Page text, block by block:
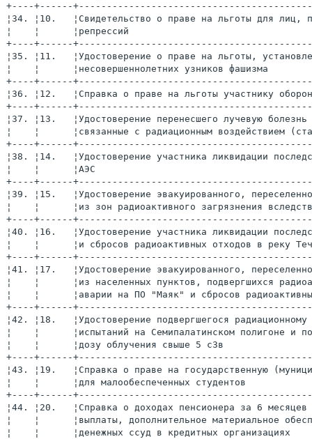
+----+------
¦34. ¦10.   ¦Свидетельство о праве на льготы для
¦    ¦      ¦репрессий
+----+------
¦35. ¦11.   ¦Удостоверение о праве на льготы,
¦    ¦      ¦несовершеннолетних узников
+----+------
¦36. ¦12.   ¦Справка о праве на льготы
+----+------
¦37. ¦13.   ¦Удостоверение перенесшего лучевую
¦    ¦      ¦связанные с радиационным
+----+------
¦38. ¦14.   ¦Удостоверение участника ликвидации
¦    ¦      ¦АЭС
+----+------
¦39. ¦15.   ¦Удостоверение эвакуированного,
¦    ¦      ¦из зон радиоактивного загрязнения
+----+------
¦40. ¦16.   ¦Удостоверение участника ликвидации
¦    ¦      ¦и сбросов радиоактивных
+----+------
¦41. ¦17.   ¦Удостоверение эвакуированного,
¦    ¦      ¦из населенных пунктов, подвергшихся
¦    ¦      ¦аварии на ПО "Маяк" и сбросов
+----+------
¦42. ¦18.   ¦Удостоверение подвергшегося
¦    ¦      ¦испытаний на Семипалатинском полигоне
¦    ¦      ¦дозу облучения свыше 5 сЗв
+----+------
¦43. ¦19.   ¦Справка о праве на государственную
¦    ¦      ¦для малообеспеченных
+----+------
¦44. ¦20.   ¦Справка о доходах пенсионера за 6
¦    ¦      ¦выплаты, дополнительное материальное
¦    ¦      ¦денежных ссуд в кредитных